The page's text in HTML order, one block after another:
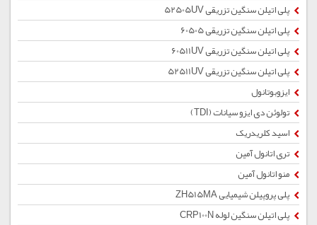
پلی اتیلن سنگین تزریقی 52505UV
پلی اتیلن سنگین تزریقی 60505
پلی اتیلن سنگین تزریقی 60511UV
پلی اتیلن سنگین تزریقی 52511UV
ایزوبوتانول
تولوئن دی ایزو سیانات (TDI)
اسید کلریدریک
تری اتانول آمین
منو اتانول آمین
پلی پروپیلن شیمیایی ZH515MA
پلی اتیلن سنگین لوله CRP100N